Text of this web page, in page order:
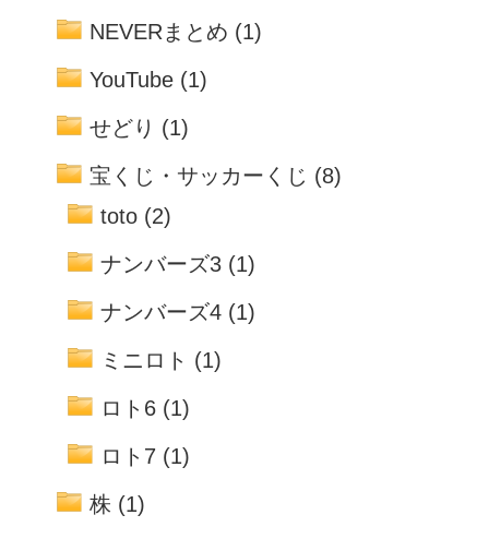
NEVERまとめ (1)
YouTube (1)
せどり (1)
宝くじ・サッカーくじ (8)
toto (2)
ナンバーズ3 (1)
ナンバーズ4 (1)
ミニロト (1)
ロト6 (1)
ロト7 (1)
株 (1)